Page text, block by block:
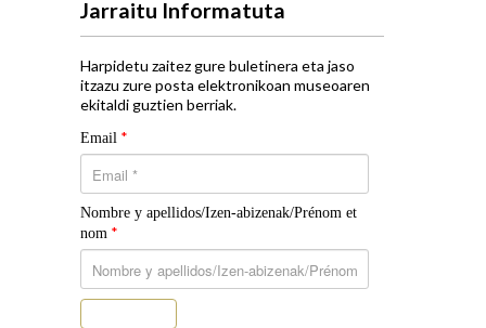
Jarraitu Informatuta
Harpidetu zaitez gure buletinera eta jaso
itzazu zure posta elektronikoan museoaren
ekitaldi guztien berriak.
Email *
Nombre y apellidos/Izen-abizenak/Prénom et
nom *